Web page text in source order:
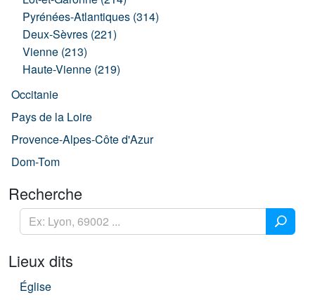
Pyrénées-Atlantiques (314)
Deux-Sèvres (221)
Vienne (213)
Haute-Vienne (219)
Occitanie
Pays de la Loire
Provence-Alpes-Côte d'Azur
Dom-Tom
Recherche
Lieux dits
Église